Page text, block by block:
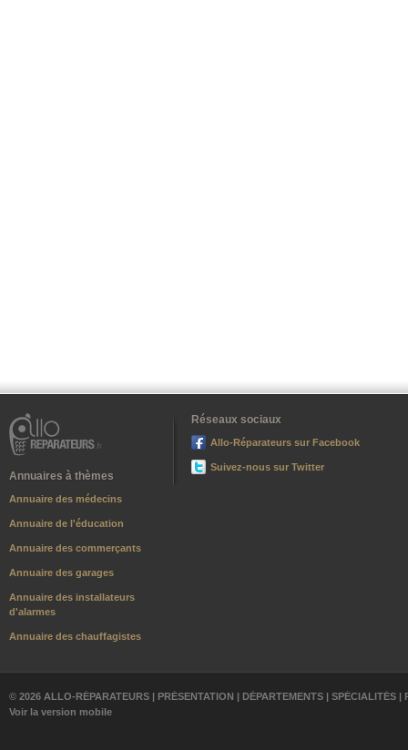
Annuaires à thèmes
Annuaire des médecins
Annuaire de l'éducation
Annuaire des commerçants
Annuaire des garages
Annuaire des installateurs
d'alarmes
Annuaire des chauffagistes
Réseaux sociaux
Allo-Réparateurs sur Facebook
Suivez-nous sur Twitter
© 2026 ALLO-RÉPARATEURS | PRÉSENTATION | DÉPARTEMENTS | SPÉCIALITÉS |
Voir la version mobile